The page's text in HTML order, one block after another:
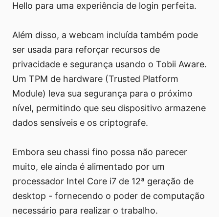
Hello para uma experiência de login perfeita.
Além disso, a webcam incluída também pode
ser usada para reforçar recursos de
privacidade e segurança usando o Tobii Aware.
Um TPM de hardware (Trusted Platform
Module) leva sua segurança para o próximo
nível, permitindo que seu dispositivo armazene
dados sensíveis e os criptografe.
Embora seu chassi fino possa não parecer
muito, ele ainda é alimentado por um
processador Intel Core i7 de 12ª geração de
desktop - fornecendo o poder de computação
necessário para realizar o trabalho.